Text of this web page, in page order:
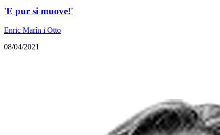
'E pur si muove!'
Enric Marín i Otto
08/04/2021